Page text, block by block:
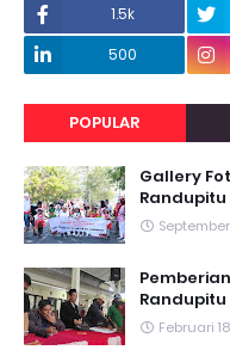
1.5k
500
POPULAR
Gallery
Randupitu
Februari